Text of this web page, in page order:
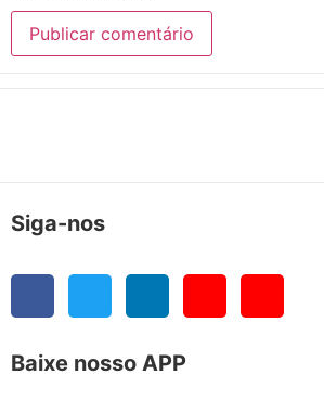
Siga-nos
Baixe nosso APP